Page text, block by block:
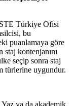
Türkiye Ofisi
bu
puanlamaya göre
kontenjanını
seçip sonra staj
türlerine uygundur.
ya da akademik